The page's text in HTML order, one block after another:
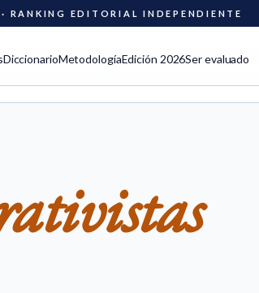
RANKING EDITORIAL INDEPENDIENTE
DiccionarioMetodologíaEdición 2026Ser evaluado